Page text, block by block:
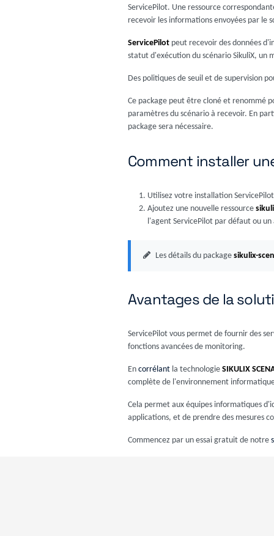
ServicePilot. Une ressource
recevoir les informations envoyées par le
ServicePilot peut recevoir des données
statut d'exécution du scénario SikuliX, un
Des politiques de seuil et de supervision
Ce package peut être cloné et renommé
paramètres du scénario à recevoir. En
package sera nécessaire.
Comment installer
Utilisez votre installation
Ajoutez une nouvelle ressource
l'agent ServicePilot par défaut ou
Les détails du package sikulix-
Avantages de la
ServicePilot vous permet de fournir des
fonctions avancées de monitoring.
En corrélant la technologie SIKULIX
complète de l'environnement
Cela permet aux équipes informatiques
applications, et de prendre des mesures
Commencez par un essai gratuit de notre